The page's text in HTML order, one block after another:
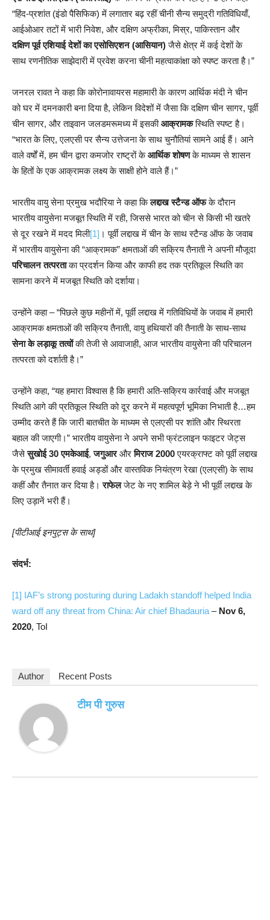
“हिंद-प्रशांत (इंडो पैसिफिक) में लगातार बढ़ रहीं चीनी सैन्य समुद्री गतिविधियाँ,
आईओआर तटों में भारी निवेश, और दक्षिण अफ्रीका, मिस्र, पाकिस्तान और
दक्षिण पूर्व एशियाई देशों का एसोसिएशन (आसियान)जैसे क्षेत्र में कई देशों के
साथ रणनीतिक साझेदारी में प्रवेश करना चीनी महत्वाकांक्षा को स्पष्ट करता है।”
जनरल रावत ने कहा कि कोरोनावायरस महामारी के कारण आर्थिक मंदी ने चीन
को घर में दमनकारी बना दिया है, लेकिन विदेशों में जैसा कि दक्षिण चीन सागर, पूर्वी
चीन सागर, और ताइवान जलडमरूमध्य में इसकीआक्रामकस्थिति स्पष्ट है।
“भारत के लिए, एलएसी पर सैन्य उत्तेजना के साथ चुनौतियां सामने आई हैं। आने
वाले वर्षों में, हम चीन द्वारा कमजोर राष्ट्रों केआर्थिक शोषणके माध्यम से शासन
के हितों के एक आक्रामक लक्ष्य के साक्षी होने वाले हैं।”
भारतीय वायु सेना प्रमुख भदौरिया ने कहा किलद्दाख स्टैन्ड ऑफके दौरान
भारतीय वायुसेना मजबूत स्थिति में रही, जिससे भारत को चीन से किसी भी खतरे
से दूर रखने में मदद मिली[1] । पूर्वी लद्दाख में चीन के साथ स्टैन्ड ऑफ के जवाब
में भारतीय वायुसेना की “आक्रामक” क्षमताओं की सक्रिय तैनाती ने अपनी मौजूदा
परिचालन तत्परताका प्रदर्शन किया और काफी हद तक प्रतिकूल स्थिति का
सामना करने में मजबूत स्थिति को दर्शाया।
उन्होंने कहा – “पिछले कुछ महीनों में, पूर्वी लद्दाख में गतिविधियों के जवाब में हमारी
आक्रामक क्षमताओं की सक्रिय तैनाती, वायु हथियारों की तैनाती के साथ-साथ
सेना के लड़ाकू तत्वोंकी तेजी से आवाजाही, आज भारतीय वायुसेना की परिचालन
तत्परता को दर्शाती है।”
उन्होंने कहा, “यह हमारा विश्वास है कि हमारी अति-सक्रिय कार्रवाई और मजबूत
स्थिति आगे की प्रतिकूल स्थिति को दूर करने में महत्वपूर्ण भूमिका निभाती है…हम
उम्मीद करते हैं कि जारी बातचीत के माध्यम से एलएसी पर शांति और स्थिरता
बहाल की जाएगी।” भारतीय वायुसेना ने अपने सभी फ्रंटलाइन फाइटर जेट्स
जैसेसुखोई 30 एमकेआई,जगुआरऔरमिराज 2000एयरक्राफ्ट को पूर्वी लद्दाख
के प्रमुख सीमावर्ती हवाई अड्डों और वास्तविक नियंत्रण रेखा (एलएसी) के साथ
कहीं और तैनात कर दिया है।राफेलजेट के नए शामिल बेड़े ने भी पूर्वी लद्दाख के
लिए उड़ानें भरी हैं।
[पीटीआई इनपुट्स के साथ]
संदर्भ:
[1] IAF’s strong posturing during Ladakh standoff helped India
ward off any threat from China: Air chief Bhadauria – Nov 6,
2020, ToI
Author Recent Posts
टीम पी गुरुस